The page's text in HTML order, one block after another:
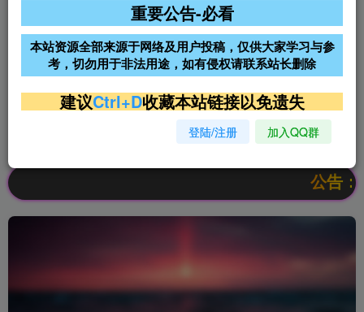
阿里云2核2G200M服务器68元/
年
雨云高防免备案服务器
超低价文字广告位招租 超低价文字广告位招租
超低价文字广告位招租
公告：欢
重要公告-必看
本站资源全部来源于网络及用户投稿，仅供大家学习与参
考，切勿用于非法用途，如有侵权请联系站长删除
建议Ctrl+D收藏本站链接以免遗失
登陆/注册 加入QQ群